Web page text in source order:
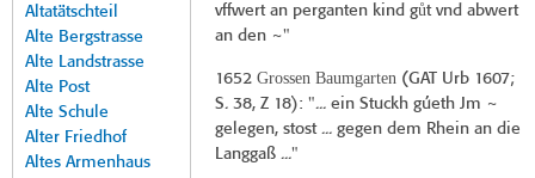
Altatätschteil
Alte Bergstrasse
Alte Landstrasse
Alte Post
Alte Schule
Alter Friedhof
Altes Armenhaus
vffwert an perganten kind gůt vnd abwert
an den ~"
1652 Grossen Baumgarten(GAT Urb 1607;
S. 38, Z 18): "... ein Stuckh gúeth Jm ~
gelegen, stost ... gegen dem Rhein an die
Langgaß ..."